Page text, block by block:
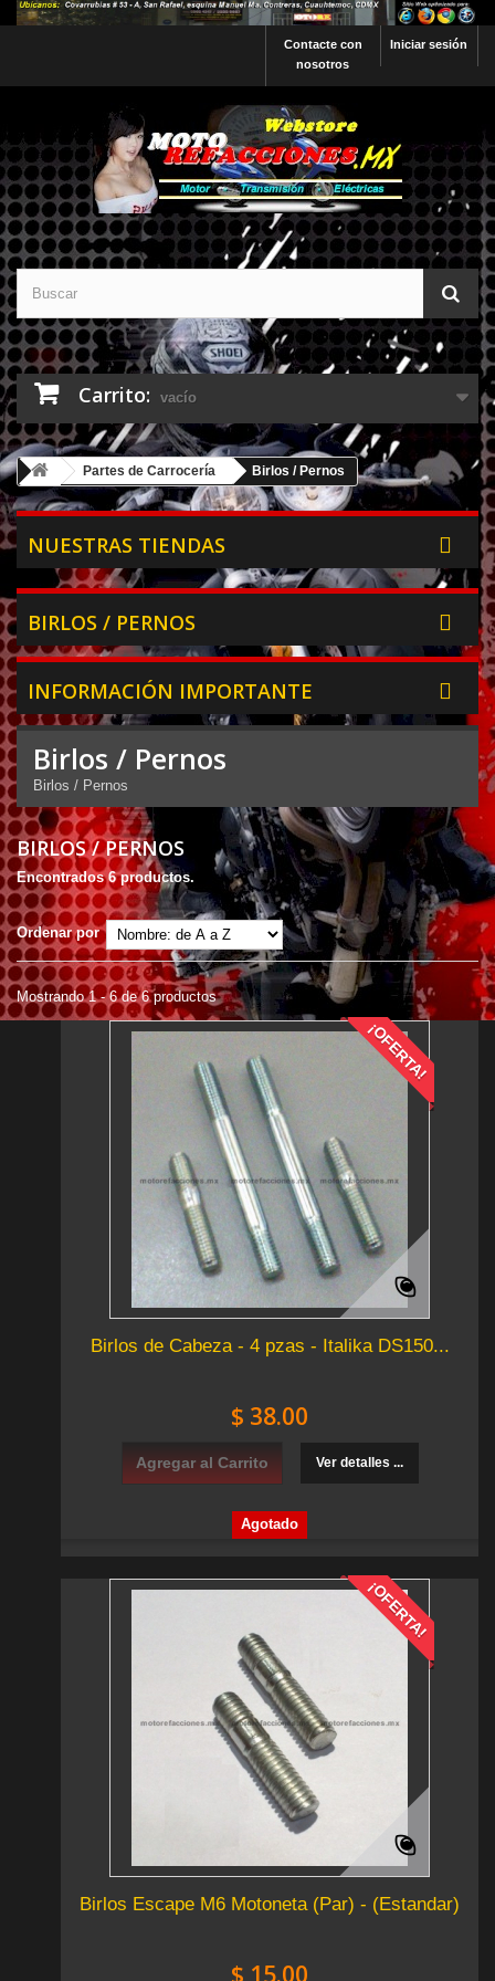
Iniciar sesión
Contacte con
nosotros
Carrito: vacío
Partes de Carrocería Birlos / Pernos
NUESTRAS TIENDAS
BIRLOS / PERNOS
INFORMACIÓN IMPORTANTE
Birlos / Pernos
Birlos / Pernos
BIRLOS / PERNOS
Encontrados 6 productos.
Ordenar por
Mostrando 1 - 6 de 6 productos
¡OFERTA!
Birlos de Cabeza - 4 pzas - Italika DS150...
$ 38.00
Agregar al Carrito Ver detalles ...
Agotado
¡OFERTA!
Birlos Escape M6 Motoneta (Par) - (Estandar)
$ 15.00